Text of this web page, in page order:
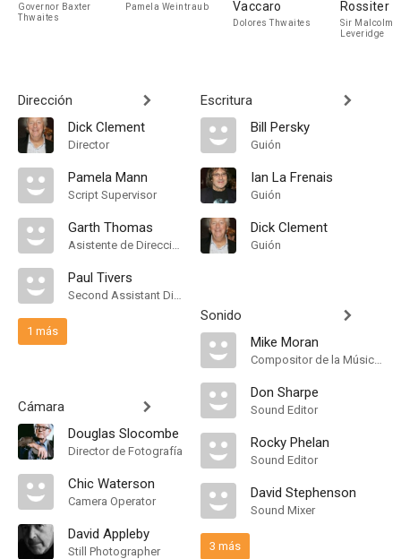
Governor Baxter
Thwaites
Pamela Weintraub
Vaccaro
Dolores Thwaites
Rossiter
Sir Malcolm
Leveridge
Dirección
Dick Clement
Director
Pamela Mann
Script Supervisor
Garth Thomas
Asistente de Dirección
Paul Tivers
Second Assistant Director
1 más
Cámara
Douglas Slocombe
Director de Fotografía
Chic Waterson
Camera Operator
David Appleby
Still Photographer
Escritura
Bill Persky
Guión
Ian La Frenais
Guión
Dick Clement
Guión
Sonido
Mike Moran
Compositor de la Música Original
Don Sharpe
Sound Editor
Rocky Phelan
Sound Editor
David Stephenson
Sound Mixer
3 más